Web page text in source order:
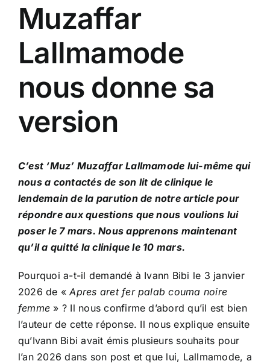
Muzaffar
Lallmamode
nous donne sa
version
C’est ‘Muz’ Muzaffar Lallmamode lui-même qui
nous a contactés de son lit de clinique le
lendemain de la parution de notre article pour
répondre aux questions que nous voulions lui
poser le 7 mars. Nous apprenons maintenant
qu’il a quitté la clinique le 10 mars.
Pourquoi a-t-il demandé à Ivann Bibi le 3 janvier
2026 de «Apres aret fer palab couma noire
femme » ? Il nous confirme d’abord qu’il est bien
l’auteur de cette réponse. Il nous explique ensuite
qu’Ivann Bibi avait émis plusieurs souhaits pour
l’an 2026 dans son post et que lui, Lallmamode, a